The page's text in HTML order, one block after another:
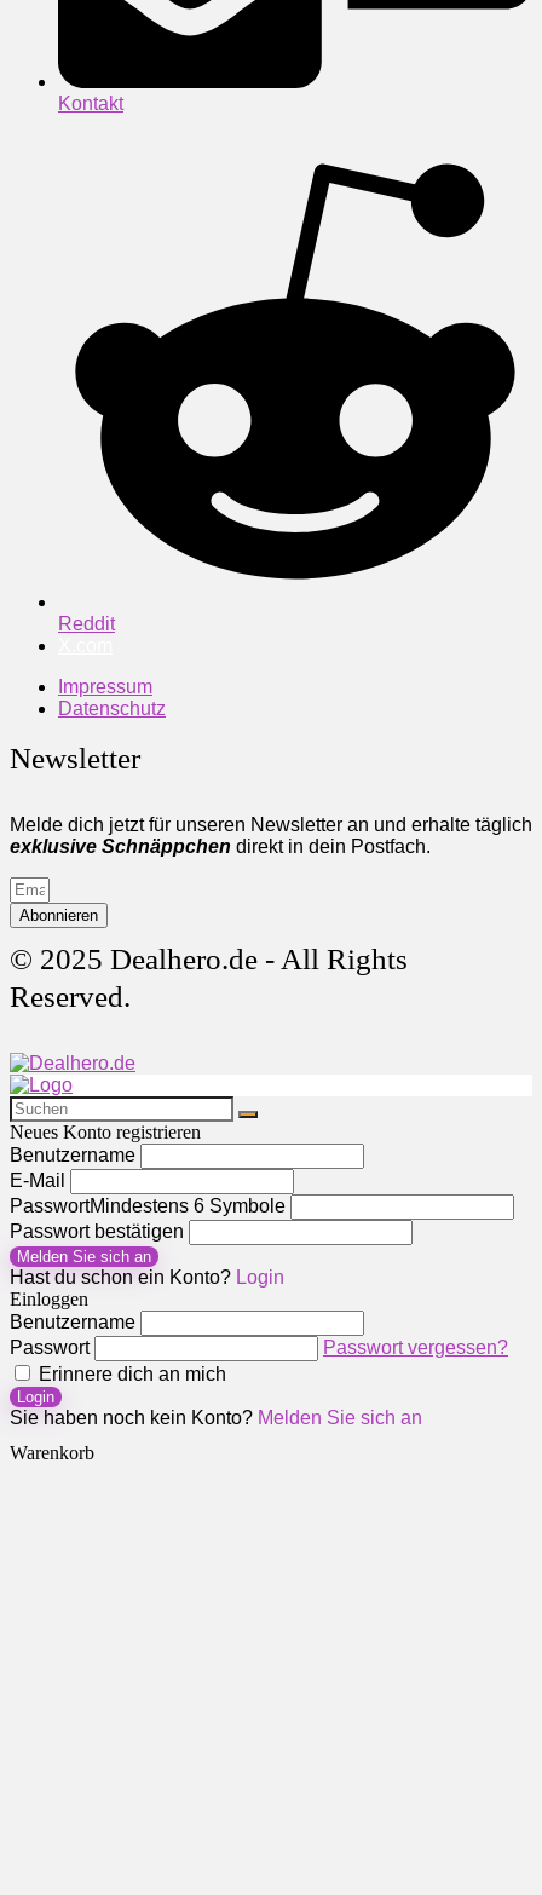
Kontakt
Reddit
Impressum
Datenschutz
Newsletter
Melde dich jetzt für unseren Newsletter an und erhalte täglich
exklusive Schnäppchen direkt in dein Postfach.
Abonnieren
© 2025 Dealhero.de - All Rights
Reserved.
Neues Konto registrieren
Benutzername
E-Mail
PasswortMindestens 6 Symbole
Passwort bestätigen
Melden Sie sich an
Hast du schon ein Konto? Login
Einloggen
Benutzername
Passwort
Passwort vergessen?
Erinnere dich an mich
Login
Sie haben noch kein Konto? Melden Sie sich an
Warenkorb